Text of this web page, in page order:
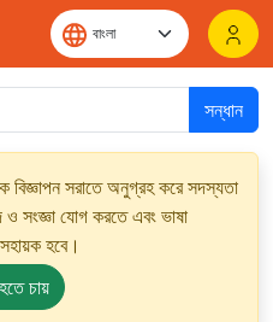
সন্ধান
বিজ্ঞাপন সরাতে অনুগ্রহ করে সদস্যতা
সংজ্ঞা যোগ করতে এবং ভাষা
হবে।
চায়